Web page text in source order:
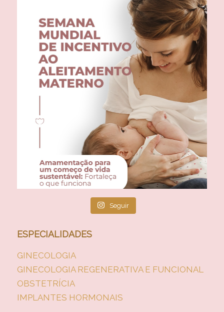
Seguir
ESPECIALIDADES
GINECOLOGIA
GINECOLOGIA REGENERATIVA E FUNCIONAL
OBSTETRÍCIA
IMPLANTES HORMONAIS